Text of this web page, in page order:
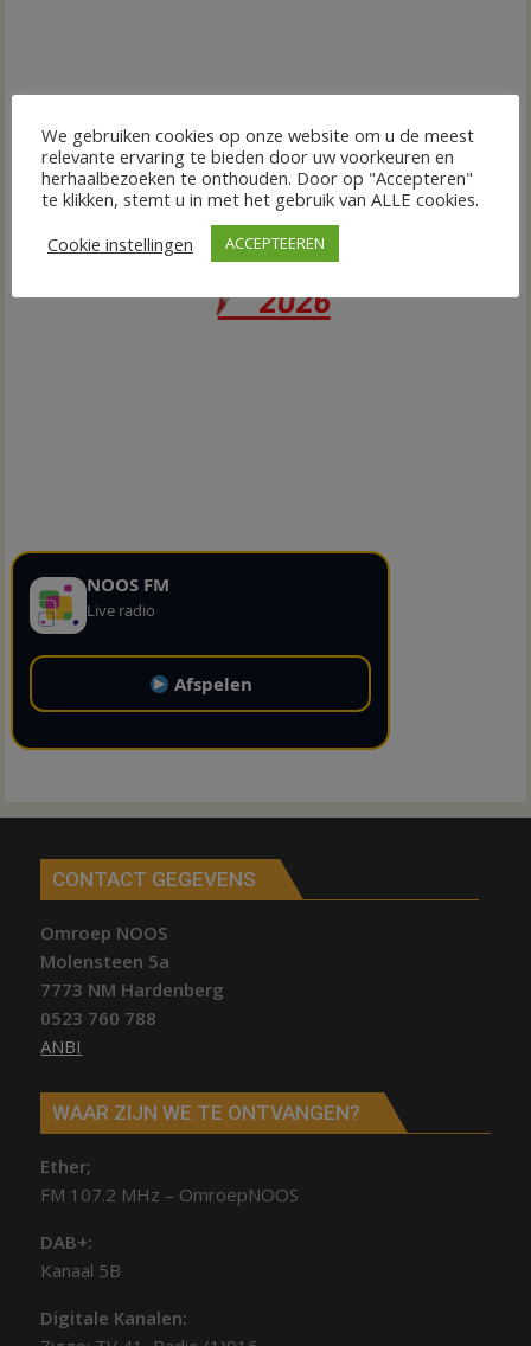
NOOS FM
Live radio
Afspelen
CONTACT GEGEVENS
Omroep NOOS
Molensteen 5a
7773 NM Hardenberg
0523 760 788
ANBI
WAAR ZIJN WE TE ONTVANGEN?
Ether;
FM 107.2 MHz – OmroepNOOS
DAB+:
Kanaal 5B
Digitale Kanalen:
We gebruiken cookies op onze website om u de meest
relevante ervaring te bieden door uw voorkeuren en
herhaalbezoeken te onthouden. Door op "Accepteren"
te klikken, stemt u in met het gebruik van ALLE cookies.
Cookie instellingen
ACCEPTEEREN